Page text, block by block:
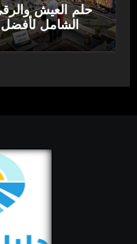
حلم العيش
الشامل لأفضل